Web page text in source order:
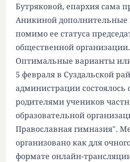
Бутряковой, епархия сама
Аникиной дополнительные
помимо ее статуса
общественной организации.
Оптимальные варианты
5 февраля в Суздальской
администрации состоялось
родителями учеников
образовательной
Православная гимназия".
организовано как для
формате онлайн-